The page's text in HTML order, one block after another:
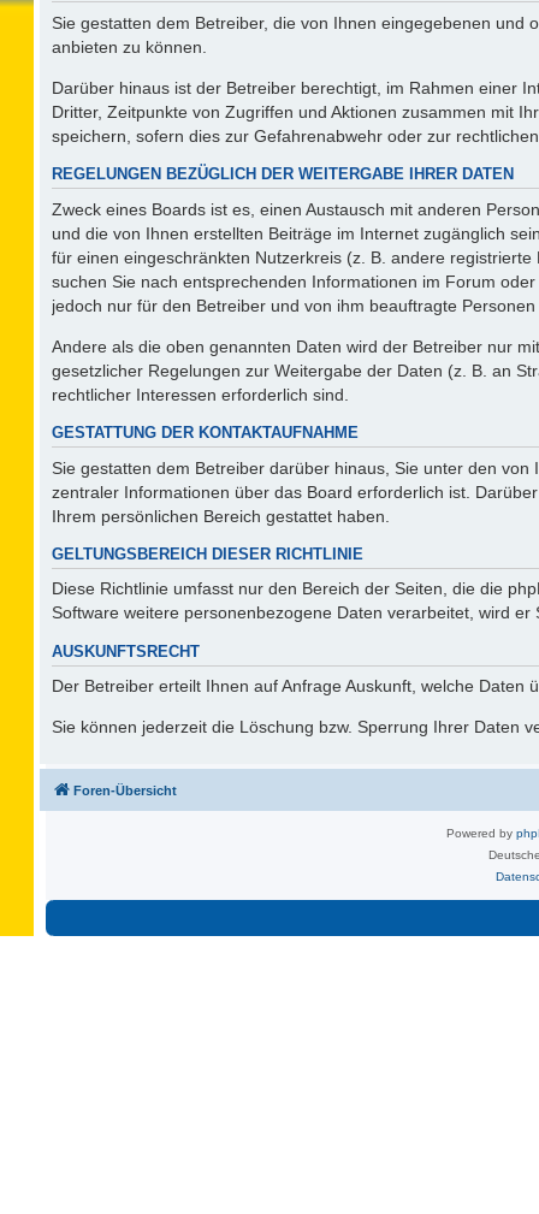
Sie gestatten dem Betreiber, die von Ihnen eingegebenen
anbieten zu können.
Darüber hinaus ist der Betreiber berechtigt, im Rahmen einer
Dritter, Zeitpunkte von Zugriffen und Aktionen zusammen mit
speichern, sofern dies zur Gefahrenabwehr oder zur
REGELUNGEN BEZÜGLICH DER WEITERGABE IHRER DATEN
Zweck eines Boards ist es, einen Austausch mit anderen
und die von Ihnen erstellten Beiträge im Internet zugänglich
für einen eingeschränkten Nutzerkreis (z. B. andere
suchen Sie nach entsprechenden Informationen im Forum
jedoch nur für den Betreiber und von ihm beauftragte
Andere als die oben genannten Daten wird der Betreiber nur
gesetzlicher Regelungen zur Weitergabe der Daten (z. B. an
rechtlicher Interessen erforderlich sind.
GESTATTUNG DER KONTAKTAUFNAHME
Sie gestatten dem Betreiber darüber hinaus, Sie unter den
zentraler Informationen über das Board erforderlich ist.
Ihrem persönlichen Bereich gestattet haben.
GELTUNGSBEREICH DIESER RICHTLINIE
Diese Richtlinie umfasst nur den Bereich der Seiten, die die
Software weitere personenbezogene Daten verarbeitet, wird
AUSKUNFTSRECHT
Der Betreiber erteilt Ihnen auf Anfrage Auskunft, welche Daten
Sie können jederzeit die Löschung bzw. Sperrung Ihrer Daten
Foren-Übersicht
Powered by